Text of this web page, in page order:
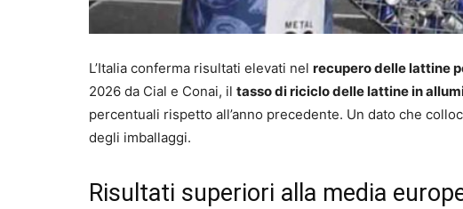
L’Italia conferma risultati elevati nel recupero delle lattine
2026 da Cial e Conai, il tasso di riciclo delle lattine in
percentuali rispetto all’anno precedente. Un dato che
degli imballaggi.
Risultati superiori alla media